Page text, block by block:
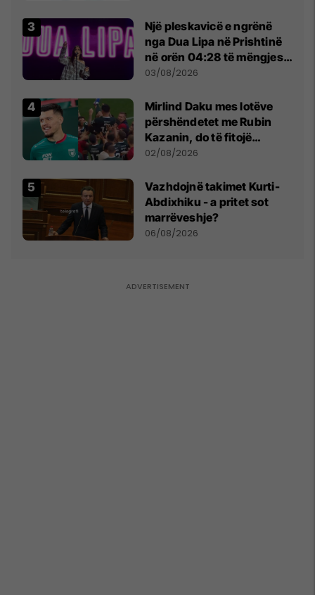
Një pleskavicë e ngrënë
nga Dua Lipa në Prishtinë
në orën 04:28 të mëngjesit
- dhe bota digjitale serbe
03/08/2026
Mirlind Daku mes lotëve
përshëndetet me Rubin
Kazanin, do të fitojë
miliona te Spartak Moska
02/08/2026
Vazhdojnë takimet Kurti-
Abdixhiku - a pritet sot
marrëveshje?
06/08/2026